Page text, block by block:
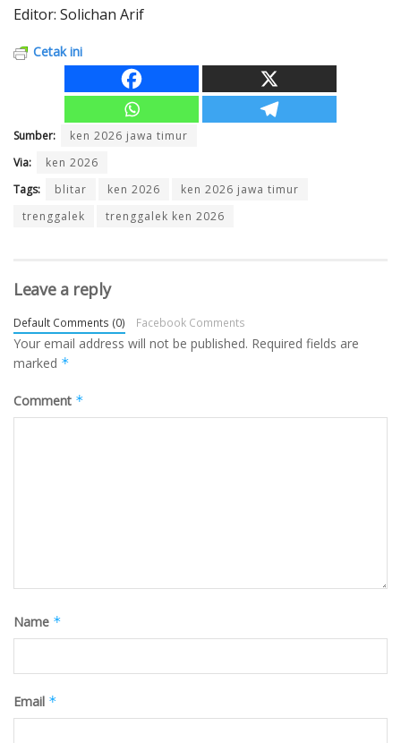
Editor: Solichan Arif
Cetak ini
Sumber:
ken 2026 jawa timur
Via:
ken 2026
Tags:
blitar ken 2026
ken 2026 jawa timur
trenggalek
trenggalek ken 2026
Leave a reply
Default Comments (0) Facebook Comments
Your email address will not be published. Required fields are
marked *
Comment *
Name *
Email *